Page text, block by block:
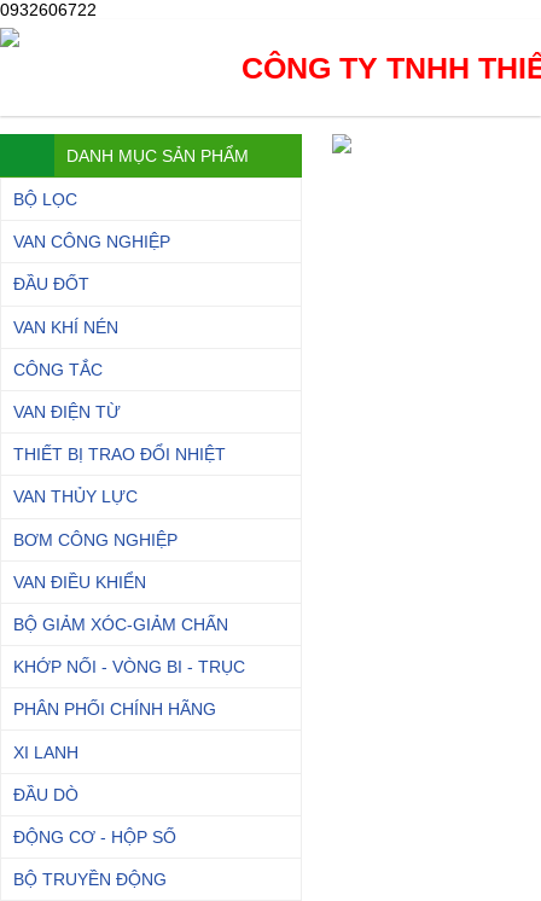
0932606722
CÔNG TY TNHH
DANH MỤC SẢN PHẨM
BỘ LỌC
VAN CÔNG NGHIỆP
ĐẦU ĐỐT
VAN KHÍ NÉN
CÔNG TẮC
VAN ĐIỆN TỪ
THIẾT BỊ TRAO ĐỔI NHIỆT
VAN THỦY LỰC
BƠM CÔNG NGHIỆP
VAN ĐIỀU KHIỂN
BỘ GIẢM XÓC-GIẢM CHẤN
KHỚP NỐI - VÒNG BI - TRỤC
PHÂN PHỐI CHÍNH HÃNG
XI LANH
ĐẦU DÒ
ĐỘNG CƠ - HỘP SỐ
BỘ TRUYỀN ĐỘNG